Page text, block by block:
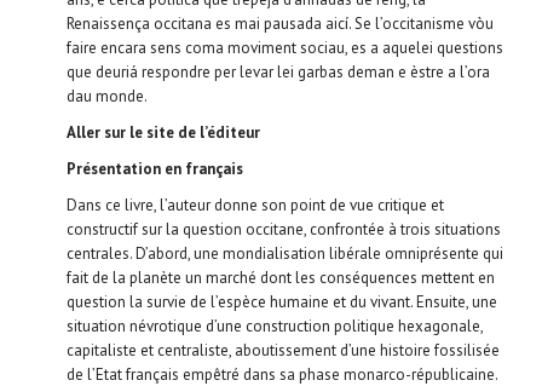
Renaissença occitana es mai pausada aicí. Se l’occitanisme vòu
faire encara sens coma moviment sociau, es a aquelei questions
que deuriá respondre per levar lei garbas deman e èstre a l’ora
dau monde.
Aller sur le site de l’éditeur
Présentation en français
Dans ce livre, l’auteur donne son point de vue critique et
constructif sur la question occitane, confrontée à trois situations
centrales. D’abord, une mondialisation libérale omniprésente qui
fait de la planète un marché dont les conséquences mettent en
question la survie de l’espèce humaine et du vivant. Ensuite, une
situation névrotique d’une construction politique hexagonale,
capitaliste et centraliste, aboutissement d’une histoire fossilisée
de l’Etat français empêtré dans sa phase monarco-républicaine.